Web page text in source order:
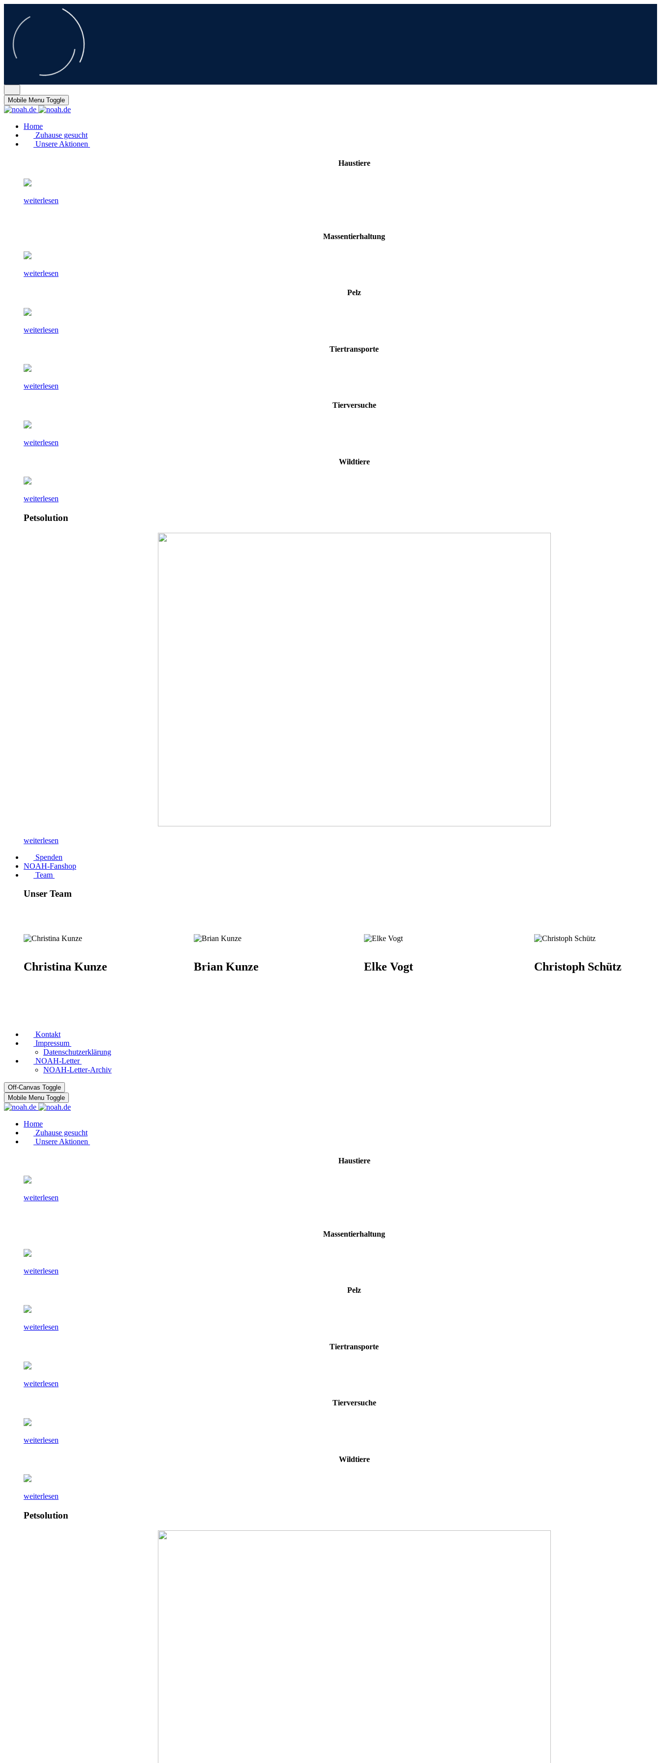
Mobile Menu Toggle
Home
Zuhause gesucht
Unsere Aktionen
Haustiere
weiterlesen
Massentierhaltung
weiterlesen
Pelz
weiterlesen
Tiertransporte
weiterlesen
Tierversuche
weiterlesen
Wildtiere
weiterlesen
Petsolution
weiterlesen
Spenden
NOAH-Fanshop
Team
Unser Team
Christina Kunze Brian Kunze Elke Vogt Christoph Schütz
Kontakt
Impressum
Datenschutzerklärung
NOAH-Letter
NOAH-Letter-Archiv
Off-Canvas Toggle
Mobile Menu Toggle
Home
Zuhause gesucht
Unsere Aktionen
Haustiere
weiterlesen
Massentierhaltung
weiterlesen
Pelz
weiterlesen
Tiertransporte
weiterlesen
Tierversuche
weiterlesen
Wildtiere
weiterlesen
Petsolution